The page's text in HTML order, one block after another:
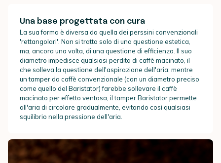
Una base progettata con cura
La sua forma è diversa da quella dei perssini convenzionali
'rettangolari'. Non si tratta solo di una questione estetica,
ma, ancora una volta, di una questione di efficienza. Il suo
diametro impedisce qualsiasi perdita di caffè macinato, il
che solleva la questione dell'aspirazione dell'aria: mentre
un tamper da caffè convenzionale (con un diametro preciso
come quello del Baristator) farebbe sollevare il caffè
macinato per effetto ventosa, il tamper Baristator permette
all'aria di circolare gradualmente, evitando così qualsiasi
squilibrio nella pressione dell'aria.